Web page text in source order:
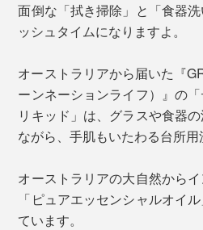
面倒な「拭き掃除」と「食器
ッシュタイムになりますよ。
オーストラリアから届いた『
ーンネーションライフ）』の
リキッド」は、グラスや食器
ながら、手肌もいたわる台所用
オーストラリアの大自然から
「ピュアエッセンシャルオイ
ています。